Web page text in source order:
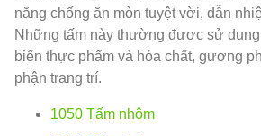
năng chống ăn mòn tuyệt vời, dẫn
Những tấm này thường được sử
biến thực phẩm và hóa chất, gương
phận trang trí.
1050 Tấm nhôm